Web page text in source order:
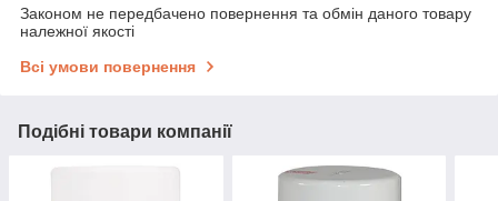
Законом не передбачено повернення та обмін даного товару
належної якості
Всі умови повернення
Подібні товари компанії